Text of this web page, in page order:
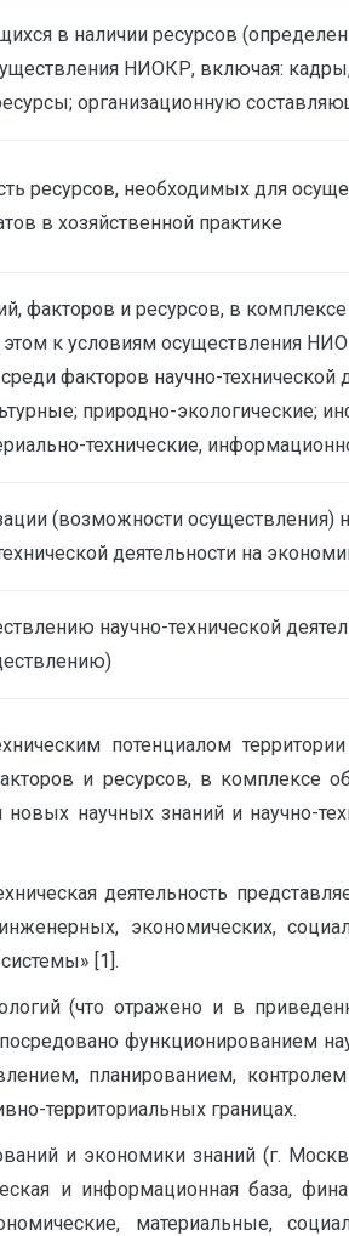
в наличии ресурсов
НИОКР, включая:
организационную
ресурсов, необходимых для
в хозяйственной практике
факторов и ресурсов, в
к условиям осуществления
факторов научно-
природно-экологические;
технические,
(возможности осуществления)
деятельности на
научно-технической
потенциалом
и ресурсов, в
научных знаний и научно-
деятельность
экономических,
[1].
(что отражено и в
функционированием
планированием,
территориальных границах.
и экономики знаний (г.
и информационная база,
материальные,